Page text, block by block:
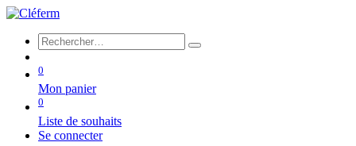
0
Mon panier
0
Liste de souhaits
Se connecter